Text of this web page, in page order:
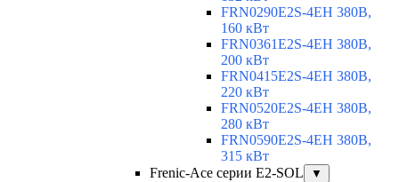
FRN0290E2S-4EH 380В,
160 кВт
FRN0361E2S-4EH 380В,
200 кВт
FRN0415E2S-4EH 380В,
220 кВт
FRN0520E2S-4EH 380В,
280 кВт
FRN0590E2S-4EH 380В,
315 кВт
Frenic-Ace серии E2-SOL
▼